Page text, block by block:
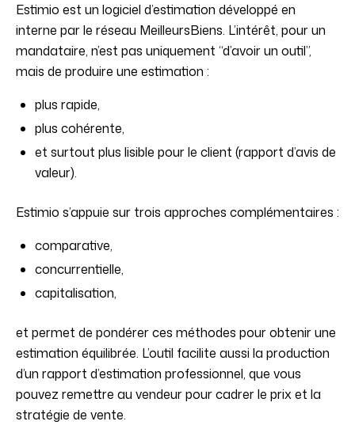
Estimio est un logiciel d’estimation développé en
interne par le réseau MeilleursBiens. L’intérêt, pour un
mandataire, n’est pas uniquement “d’avoir un outil”,
mais de produire une estimation :
plus rapide,
plus cohérente,
et surtout plus lisible pour le client (rapport d’avis de
valeur).
Estimio s’appuie sur trois approches complémentaires :
comparative,
concurrentielle,
capitalisation,
et permet de pondérer ces méthodes pour obtenir une
estimation équilibrée. L’outil facilite aussi la production
d’un rapport d’estimation professionnel, que vous
pouvez remettre au vendeur pour cadrer le prix et la
stratégie de vente.